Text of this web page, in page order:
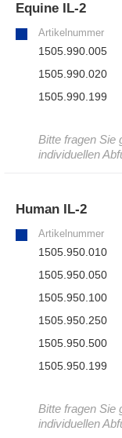
Equine IL-2
Artikelnummer
1505.990.005
1505.990.020
1505.990.199
Bitte fragen Sie
individuellen
Human IL-2
Artikelnummer
1505.950.010
1505.950.050
1505.950.100
1505.950.250
1505.950.500
1505.950.199
Bitte fragen Sie
individuellen